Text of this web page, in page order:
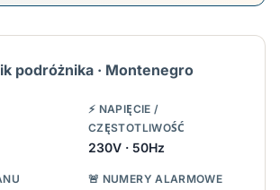
podróżnika · Montenegro
⚡ NAPIĘCIE /
CZĘSTOTLIWOŚĆ
230V · 50Hz
🚨 NUMERY ALARMOWE